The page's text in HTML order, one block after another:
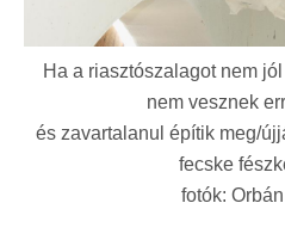
Ha a riasztószalagot nem
nem vesznek
és zavartalanul építik meg/
fecske
fotók: